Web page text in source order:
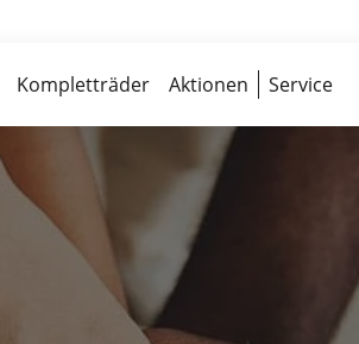
Kompletträder Aktionen Service